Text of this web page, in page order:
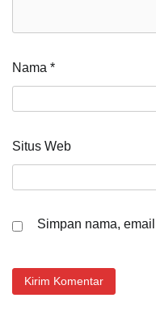
Nama *
Situs Web
Simpan nama,